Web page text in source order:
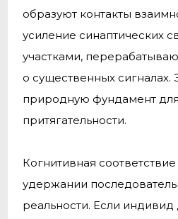
образуют контакты
усиление синаптических
участками,
о существенных сигналах.
природную фундамент
притягательности.
Когнитивная
удержании
реальности. Если